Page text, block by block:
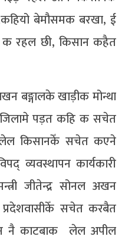
बेमौसमक बरखा, ई
क रहल छी, किसान कहैत
बङ्गालके खाड़ीक मोन्था
पड़त कहि क सचेत
किसानकेँ सचेत कएने
व्यवस्थापन कार्यकारी
जीतेन्द्र सोनल अखन
सचेत करबैत
नै काटबाक लेल अपील